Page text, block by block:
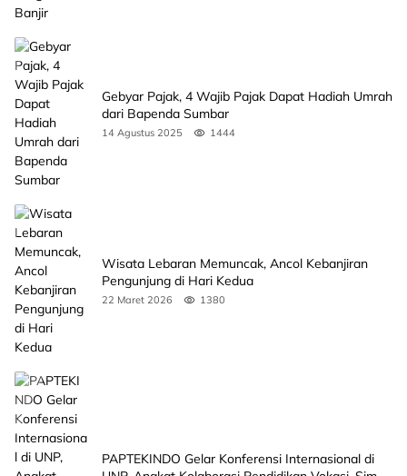
Gebyar Pajak, 4 Wajib Pajak Dapat Hadiah Umrah
dari Bapenda Sumbar
14 Agustus 2025 1444
Wisata Lebaran Memuncak, Ancol Kebanjiran
Pengunjung di Hari Kedua
22 Maret 2026 1380
PAPTEKINDO Gelar Konferensi Internasional di